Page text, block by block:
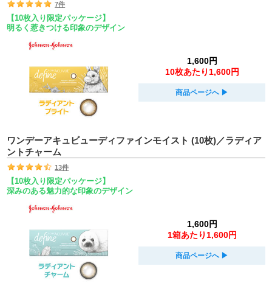
7件
【10枚入り限定パッケージ】
明るく惹きつける印象のデザイン
1,600円
10枚あたり1,600円
商品ページへ ▶︎
ワンデーアキュビューディファインモイスト (10枚)／ラディア
ントチャーム
13件
【10枚入り限定パッケージ】
深みのある魅力的な印象のデザイン
1,600円
1箱あたり1,600円
商品ページへ ▶︎